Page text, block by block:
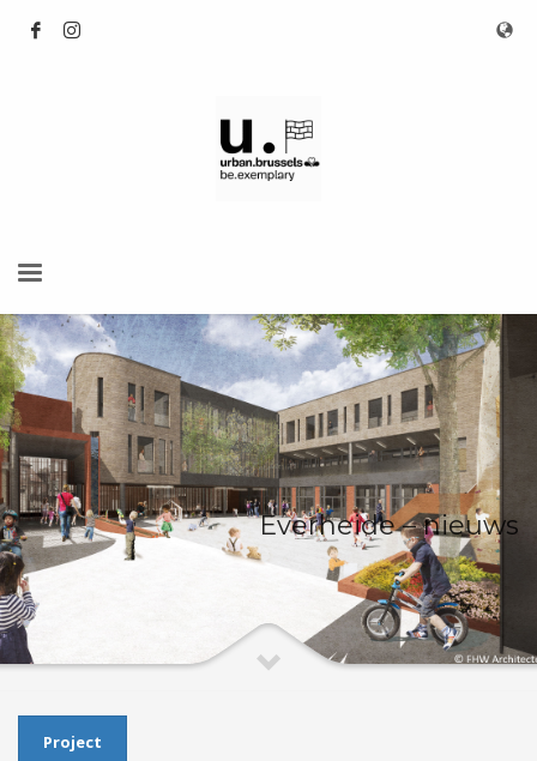
Everheide – nieuws
Project